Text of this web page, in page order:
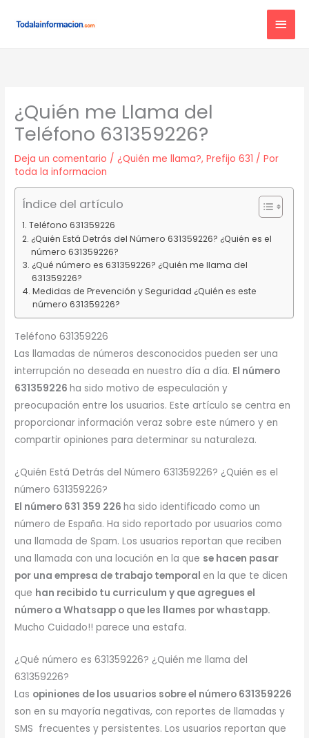
¿Quién me Llama del
Teléfono 631359226?
Deja un comentario /¿Quién me llama?,Prefijo 631 / Por
toda la informacion
Índice del artículo
Teléfono 631359226
¿Quién Está Detrás del Número 631359226? ¿Quién es el
número 631359226?
¿Qué número es 631359226? ¿Quién me llama del
631359226?
Medidas de Prevención y Seguridad ¿Quién es este
número 631359226?
Teléfono 631359226
Las llamadas de números desconocidos pueden ser una
interrupción no deseada en nuestro día a día. El número
631359226ha sido motivo de especulación y
preocupación entre los usuarios. Este artículo se centra en
proporcionar información veraz sobre este número y en
compartir opiniones para determinar su naturaleza.
¿Quién Está Detrás del Número 631359226? ¿Quién es el
número 631359226?
El número 631 359 226ha sido identificado como un
número de España. Ha sido reportado por usuarios como
una llamada de Spam. Los usuarios reportan que reciben
una llamada con una locución en la que se hacen pasar
por una empresa de trabajo temporal en la que te dicen
que han recibido tu curriculum y que agregues el
número a Whatsapp o que les llames por whastapp.
Mucho Cuidado!! parece una estafa.
¿Qué número es 631359226? ¿Quién me llama del
631359226?
Las opiniones de los usuarios sobre el número 631359226
son en su mayoría negativas, con reportes de llamadas y
SMS frecuentes y persistentes. Los usuarios reportan que